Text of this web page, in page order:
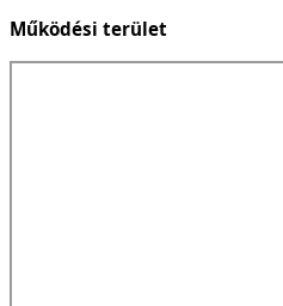
Működési terület